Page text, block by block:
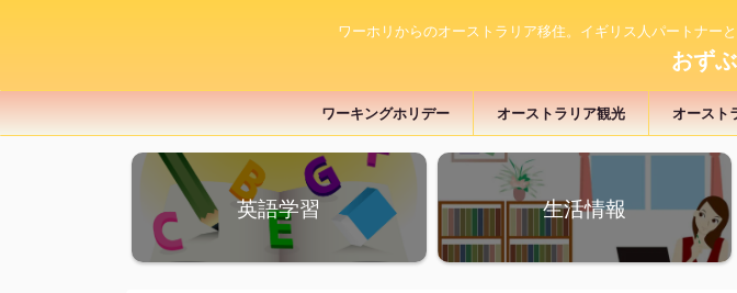
ワーホリからのオーストラリア移住。イギリス人パートナー
おず
ワーキングホリデー オーストラリア観光 オースト
英語学習 生活情報